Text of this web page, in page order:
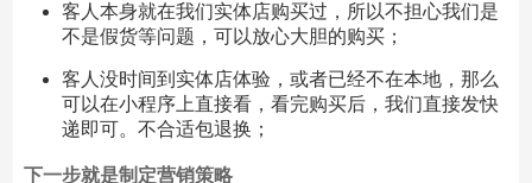
客人本身就在我们实体店购买过，所以不担心我们是
不是假货等问题，可以放心大胆的购买；
客人没时间到实体店体验，或者已经不在本地，那么
可以在小程序上直接看，看完购买后，我们直接发快
递即可。不合适包退换；
下一步就是制定营销策略